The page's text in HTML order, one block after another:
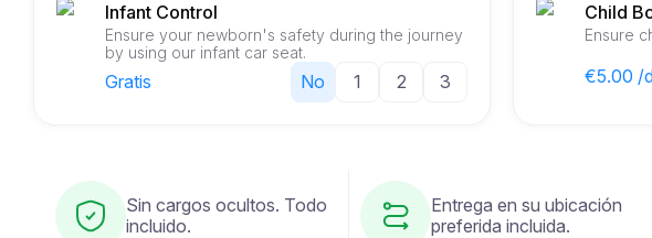
Infant Control
Ensure your newborn's safety during the journey
by using our infant car seat.
Gratis No 1 2 3
Child
Ensure
€5.00 /
Sin cargos ocultos. Todo
incluido.
Entrega en su ubicación
preferida incluida.